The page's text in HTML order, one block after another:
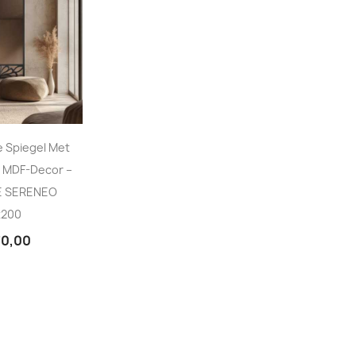
Spiegel Met
Decor –
SERENEO